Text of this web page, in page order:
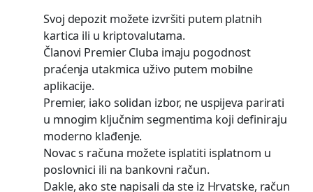
Svoj depozit možete izvršiti putem platnih
kartica ili u kriptovalutama.
Članovi Premier Cluba imaju pogodnost
praćenja utakmica uživo putem mobilne
aplikacije.
Premier, iako solidan izbor, ne uspijeva parirati
u mnogim ključnim segmentima koji definiraju
moderno klađenje.
Novac s računa možete isplatiti isplatnom u
poslovnici ili na bankovni račun.
Dakle, ako ste napisali da ste iz Hrvatske, račun